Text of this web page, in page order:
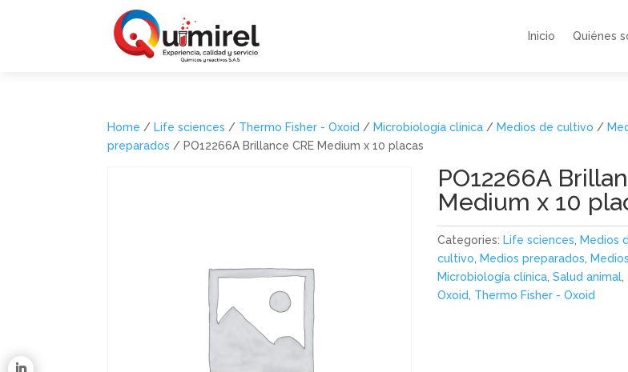
Inicio Quiénes
Home / Life sciences / Thermo Fisher - Oxoid / Microbiología clínica / Medios de cultivo /
preparados / PO12266A Brillance CRE Medium x 10 placas
PO12266A
Medium x 10
Categories: Life sciences Medios
cultivo
Medios preparados
Microbiología clínica ,Salud animal
Oxoid
Thermo Fisher - Oxoid